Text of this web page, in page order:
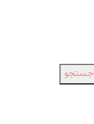
جستجو